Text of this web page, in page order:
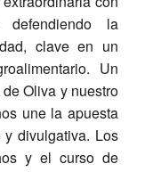
defendiendo la
clave en un
Un
Oliva y nuestro
une la apuesta
y divulgativa. Los
y el curso de